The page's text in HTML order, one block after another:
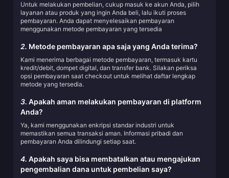
Untuk melakukan pembelian, cukup masuk ke akun Anda, pilih
layanan atau produk yang ingin Anda beli, lalu ikuti proses
pembayaran. Anda dapat menyelesaikan pembayaran
menggunakan metode pembayaran yang tersedia
2. Metode pembayaran apa saja yang Anda terima?
Kami menerima berbagai metode pembayaran, termasuk kartu
kredit/debit, dompet digital, dan transfer bank. Silakan periksa
opsi pembayaran saat checkout untuk melihat daftar lengkap
metode yang tersedia.
3. Apakah aman melakukan pembayaran di platform
Anda?
Ya, kami menggunakan enkripsi standar industri untuk
memastikan semua transaksi aman. Informasi pribadi dan
pembayaran Anda dilindungi setiap saat.
4. Apakah saya bisa membatalkan atau mengajukan
pengembalian dana untuk pembelian saya?